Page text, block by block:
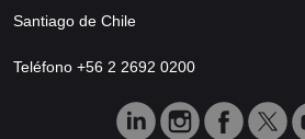
Santiago de Chile
Teléfono +56 2 2692 0200